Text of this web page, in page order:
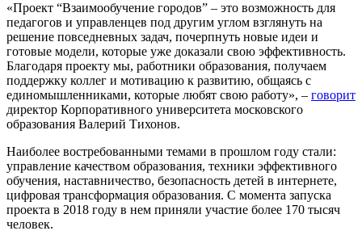
«Проект “Взаимообучение городов” – это возможность для
педагогов и управленцев под другим углом взглянуть на
решение повседневных задач, почерпнуть новые идеи и
готовые модели, которые уже доказали свою эффективность.
Благодаря проекту мы, работники образования, получаем
поддержку коллег и мотивацию к развитию, общаясь с
единомышленниками, которые любят свою работу», – говорит
директор Корпоративного университета московского
образования Валерий Тихонов.
Наиболее востребованными темами в прошлом году стали:
управление качеством образования, техники эффективного
обучения, наставничество, безопасность детей в интернете,
цифровая трансформация образования. С момента запуска
проекта в 2018 году в нем приняли участие более 170 тысяч
человек.